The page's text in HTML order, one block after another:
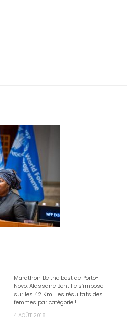
Marathon Be the best de Porto-
Novo: Alassane Bentille s’impose
sur les 42 Km…Les résultats des
femmes par catégorie !
4 AOÛT 2018